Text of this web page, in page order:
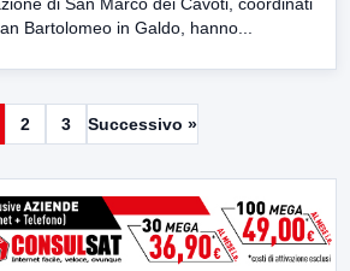
Bartolomeo in Galdo, hanno...
2 3 Successivo »